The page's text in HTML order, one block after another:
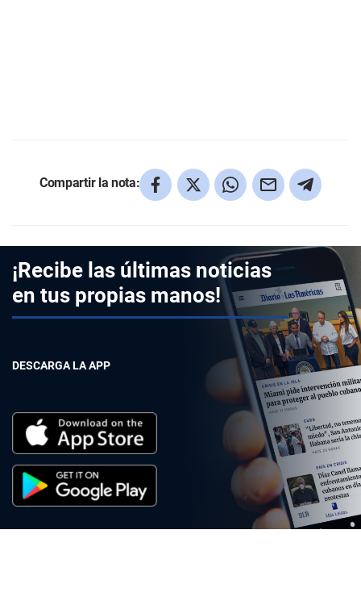
Compartir la nota:
¡Recibe las últimas noticias
en tus propias manos!
DESCARGA LA APP